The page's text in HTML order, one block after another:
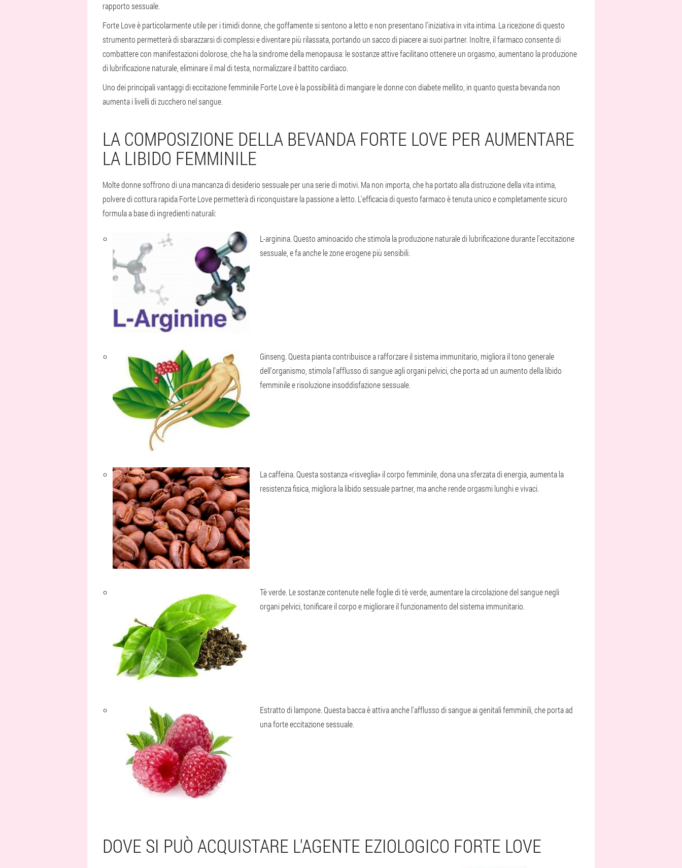
rapporto sessuale.
Forte Love è particolarmente utile per i timidi donne, che goffamente si sentono a letto e non presentano l'iniziativa in vita intima. La ricezione di questo
strumento permetterà di sbarazzarsi di complessi e diventare più rilassata, portando un sacco di piacere ai suoi partner. Inoltre, il farmaco consente di
combattere con manifestazioni dolorose, che ha la sindrome della menopausa: le sostanze attive facilitano ottenere un orgasmo, aumentano la produzione
di lubrificazione naturale, eliminare il mal di testa, normalizzare il battito cardiaco.
Uno dei principali vantaggi di eccitazione femminile Forte Love è la possibilità di mangiare le donne con diabete mellito, in quanto questa bevanda non
aumenta i livelli di zucchero nel sangue.
LA COMPOSIZIONE DELLA BEVANDA FORTE LOVE PER AUMENTARE
LA LIBIDO FEMMINILE
Molte donne soffrono di una mancanza di desiderio sessuale per una serie di motivi. Ma non importa, che ha portato alla distruzione della vita intima,
polvere di cottura rapida Forte Love permetterà di riconquistare la passione a letto. L'efficacia di questo farmaco è tenuta unico e completamente sicuro
formula a base di ingredienti naturali:
L-arginina. Questo aminoacido che stimola la produzione naturale di lubrificazione durante l'eccitazione
sessuale, e fa anche le zone erogene più sensibili.
Ginseng. Questa pianta contribuisce a rafforzare il sistema immunitario, migliora il tono generale
dell'organismo, stimola l'afflusso di sangue agli organi pelvici, che porta ad un aumento della libido
femminile e risoluzione insoddisfazione sessuale.
La caffeina. Questa sostanza «risveglia» il corpo femminile, dona una sferzata di energia, aumenta la
resistenza fisica, migliora la libido sessuale partner, ma anche rende orgasmi lunghi e vivaci.
Tè verde. Le sostanze contenute nelle foglie di tè verde, aumentare la circolazione del sangue negli
organi pelvici, tonificare il corpo e migliorare il funzionamento del sistema immunitario.
Estratto di lampone. Questa bacca è attiva anche l'afflusso di sangue ai genitali femminili, che porta ad
una forte eccitazione sessuale.
DOVE SI PUÒ ACQUISTARE L'AGENTE EZIOLOGICO FORTE LOVE